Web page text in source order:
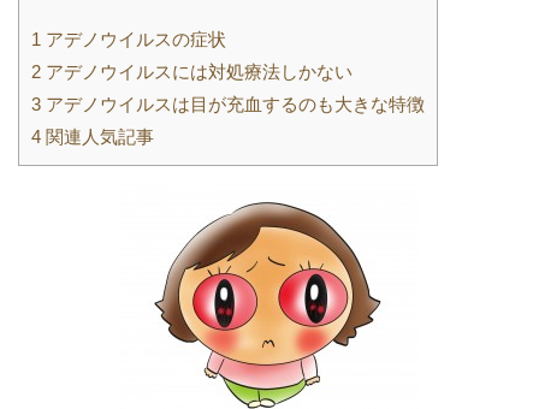
1 アデノウイルスの症状
2 アデノウイルスには対処療法しかない
3 アデノウイルスは目が充血するのも大きな特徴
4 関連人気記事